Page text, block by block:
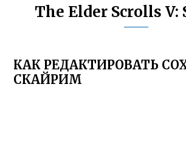
The Elder Scrolls
КАК РЕДАКТИРОВАТЬ
СКАЙРИМ